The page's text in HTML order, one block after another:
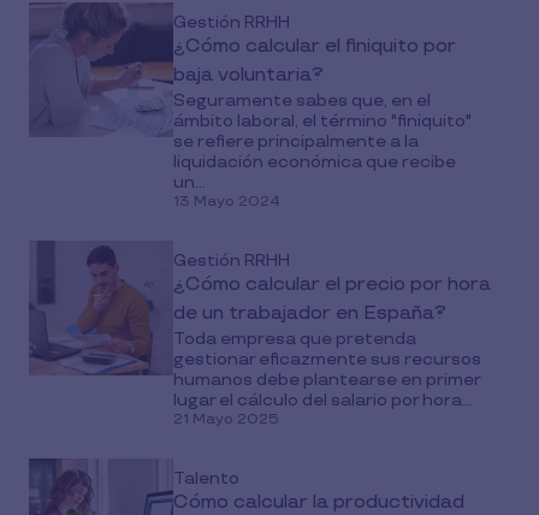
Gestión RRHH
¿Cómo calcular el finiquito por
baja voluntaria?
Seguramente sabes que, en el
ámbito laboral, el término "finiquito"
se refiere principalmente a la
liquidación económica que recibe
un...
13 Mayo 2024
Gestión RRHH
¿Cómo calcular el precio por hora
de un trabajador en España?
Toda empresa que pretenda
gestionar eficazmente sus recursos
humanos debe plantearse en primer
lugar el cálculo del salario por hora...
21 Mayo 2025
Talento
Cómo calcular la productividad